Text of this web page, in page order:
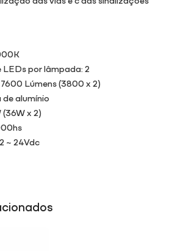
LEDs por lâmpada: 2
Lúmens (3800 x 2)
alumínio
(36W x 2)
~ 24Vdc